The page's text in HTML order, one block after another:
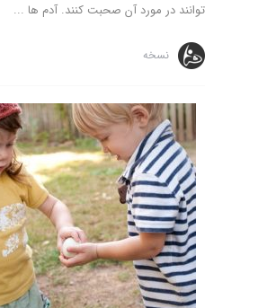
توانند در مورد آن صحبت كنند. آدم ها ...
نسخه